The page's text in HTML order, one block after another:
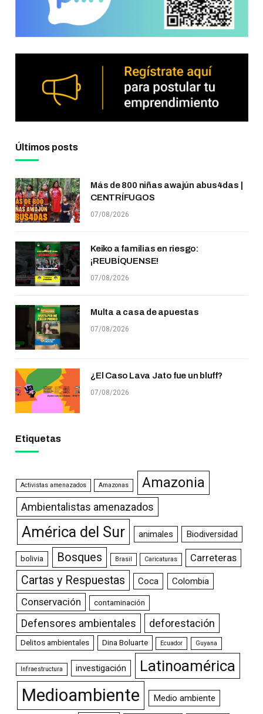
Últimos posts
Más de 800 niñas awajún abus4das |
CENTRÍFUGOS
07/08/2026
Keiko a familias en riesgo:
¡REUBÍQUENSE!
07/08/2026
Multa a casa de apuestas
07/08/2026
¿El Caso Lava Jato fue un bluff?
07/08/2026
Etiquetas
Activistas amenazados Amazonas Amazonia
Ambientalistas amenazados
América del Sur animales Biodiversidad
bolivia Bosques Brasil Caricaturas Carreteras
Cartas y Respuestas Coca Colombia
Conservación contaminación
Defensores ambientales deforestación
Delitos ambientales Dina Boluarte Ecuador Guyana
Infraestructura investigación Latinoamérica
Medioambiente Medio ambiente